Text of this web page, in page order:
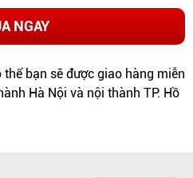
NGAY
bạn sẽ được giao hàng miễn
Hà Nội và nội thành TP. Hồ